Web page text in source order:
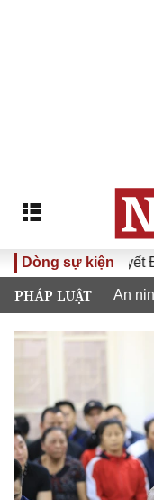
Dòng sự kiện
Nghị quyết Đại hội
PHÁP LUẬT An